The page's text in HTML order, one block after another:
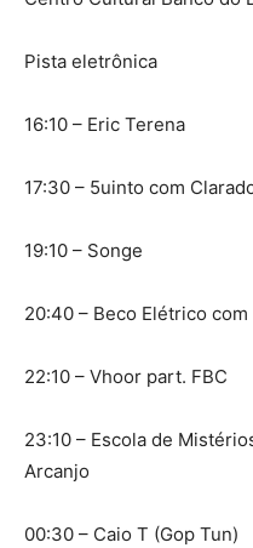
Pista eletrônica
16:10 – Eric Terena
17:30 – 5uinto com
19:10 – Songe
20:40 – Beco Elétrico
22:10 – Vhoor part. FBC
23:10 – Escola de
Arcanjo
00:30 – Caio T (Gop Tun)